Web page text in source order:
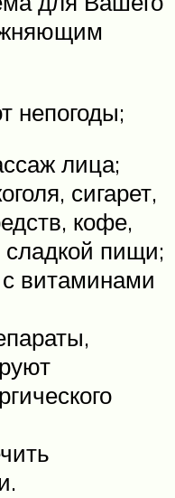
непогоды;
лица;
сигарет,
кофе,
пищи;
витаминами